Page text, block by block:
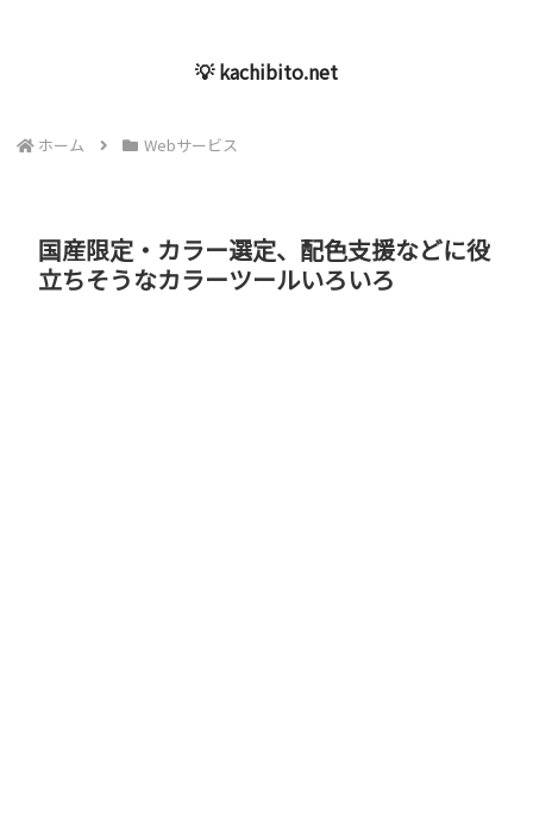
💡 kachibito.net
ホーム Webサービス
国産限定・カラー選定、配色支援などに役
立ちそうなカラーツールいろいろ